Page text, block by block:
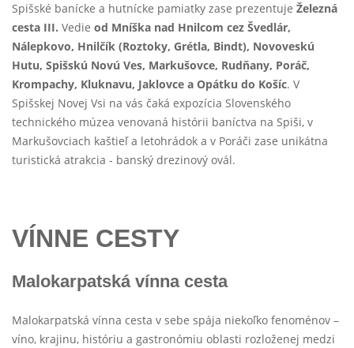
Spišské banícke a hutnícke pamiatky zase prezentuje Železná
cesta III. Vedie od Mníška nad Hnilcom cez Švedlár,
Nálepkovo, Hnilčík (Roztoky, Grétla, Bindt), Novoveskú
Hutu, Spišskú Novú Ves, Markušovce, Rudňany, Poráč,
Krompachy, Kluknavu, Jaklovce a Opátku do Košíc. V
Spišskej Novej Vsi na vás čaká expozícia Slovenského
technického múzea venovaná histórii baníctva na Spiši, v
Markušovciach kaštieľ a letohrádok a v Poráči zase unikátna
turistická atrakcia - banský drezinový ovál.
VÍNNE CESTY
Malokarpatská vínna cesta
Malokarpatská vínna cesta v sebe spája niekoľko fenoménov –
víno, krajinu, históriu a gastronómiu oblasti rozloženej medzi